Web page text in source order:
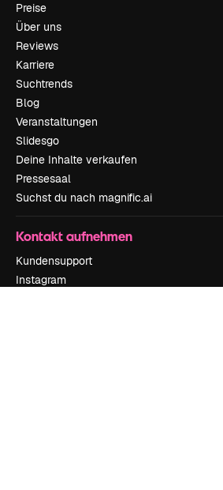
Preise
Über uns
Reviews
Karriere
Suchtrends
Blog
Veranstaltungen
Slidesgo
Deine Inhalte verkaufen
Pressesaal
Suchst du nach magnific.ai
Kontakt aufnehmen
Kundensupport
Instagram